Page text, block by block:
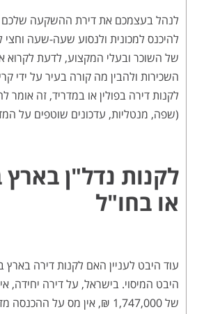
לנהל בעצמכם את דירת ההשקעה שלכם
להיכנס למכונית ולנסוע שעה-שעה וחצי
של השוכר ובעלי המקצוע, לדעת לקרוא
השכירות ולהבין מה קורה בעיר על ידי
לקנות דירה בפולין או במדריד, זה אומר
(שפה, מנטליות, עדכונים שוטפים על
לקנות נדל"ן
או בחו"ל
עוד היבט לעניין האם לקנות דירה בארץ
היבט המיסוי. בישראל, על דירה יחידה,
של 1,747,000 ₪, אין מס על